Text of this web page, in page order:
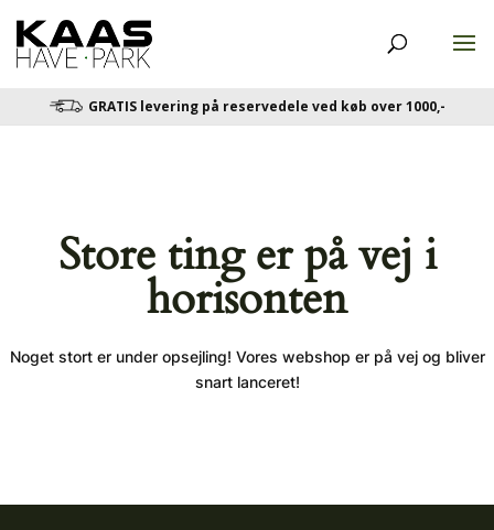
GRATIS levering på reservedele ved køb over 1000,-
Store ting er på vej i
horisonten
Noget stort er under opsejling! Vores webshop er på vej og bliver
snart lanceret!